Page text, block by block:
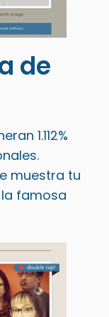
de
1.112%
muestra tu
famosa